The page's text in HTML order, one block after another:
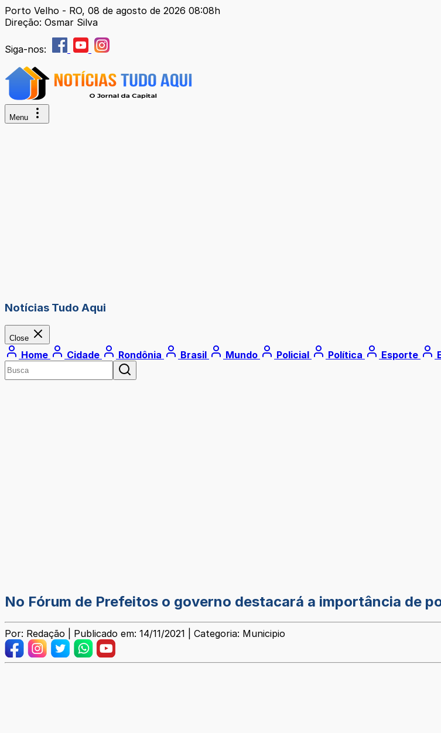
Porto Velho - RO, 08 de agosto de 2026 08:08h
Direção: Osmar Silva
Siga-nos:
Menu
Notícias Tudo Aqui
Close
Home Cidade Rondônia Brasil Mundo Policial Política Esporte
No Fórum de Prefeitos o governo destacará a importância de
Por: Redação | Publicado em: 14/11/2021 | Categoria: Municipio